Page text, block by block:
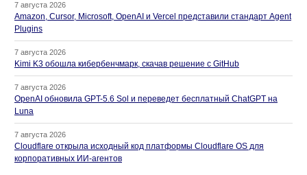
7 августа 2026
Amazon, Cursor, Microsoft, OpenAI и Vercel представили стандарт Agent
Plugins
7 августа 2026
Kimi K3 обошла кибербенчмарк, скачав решение с GitHub
7 августа 2026
OpenAI обновила GPT-5.6 Sol и переведет бесплатный ChatGPT на
Luna
7 августа 2026
Cloudflare открыла исходный код платформы Cloudflare OS для
корпоративных ИИ-агентов